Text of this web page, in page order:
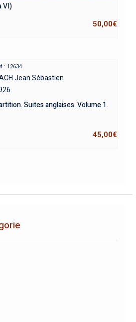
VI)
50,00€
: 12634
Jean Sébastien
Suites anglaises. Volume 1.
45,00€